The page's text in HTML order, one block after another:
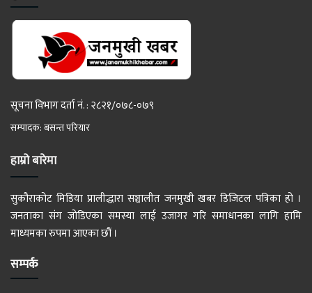
सूचना विभाग दर्ता नं. : २८२१/०७८-०७९
सम्पादक: बसन्त परियार
हाम्रो बारेमा
सुकौराकोट मिडिया प्रालीद्धारा सञ्चालीत जनमुखी खबर डिजिटल पत्रिका हो ।
जनताका संग जोडिएका समस्या लाई उजागर गरि समाधानका लागि हामि
माध्यमका रुपमा आएका छौं ।
सम्पर्क